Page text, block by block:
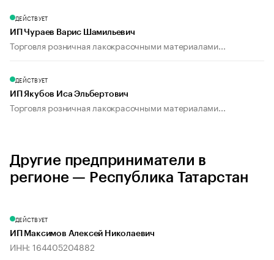
ДЕЙСТВУЕТ
ИП Чураев Варис Шамильевич
Торговля розничная лакокрасочными материалами...
ДЕЙСТВУЕТ
ИП Якубов Иса Эльбертович
Торговля розничная лакокрасочными материалами...
Другие предприниматели в
регионе — Республика Татарстан
ДЕЙСТВУЕТ
ИП Максимов Алексей Николаевич
ИНН: 164405204882